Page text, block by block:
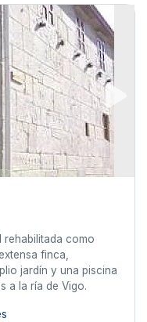
rehabilitada como
finca,
jardín y una piscina
a la ría de Vigo.